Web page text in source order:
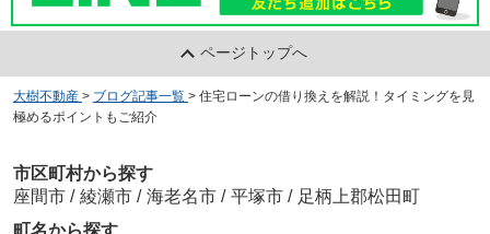
ページトップへ
大樹不動産 > ブログ記事一覧 > 住宅ローンの借り換えを解説！タイミングを見
極めるポイントもご紹介
市区町村から探す
座間市 / 綾瀬市 / 海老名市 / 平塚市 / 足柄上郡松田町
町名から探す